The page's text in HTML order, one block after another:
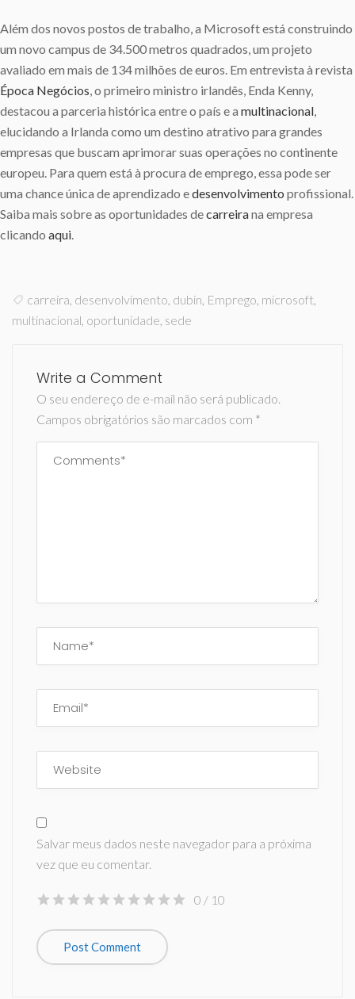
Além dos novos postos de trabalho, a Microsoft está construindo
um novo campus de 34.500 metros quadrados, um projeto
avaliado em mais de 134 milhões de euros. Em entrevista à revista
Época Negócios , o primeiro ministro irlandês, Enda Kenny,
destacou a parceria histórica entre o país e a multinacional
elucidando a Irlanda como um destino atrativo para grandes
empresas que buscam aprimorar suas operações no continente
europeu. Para quem está à procura de emprego, essa pode ser
uma chance única de aprendizado edesenvolvimento profissional.
Saiba mais sobre as oportunidades decarreirana empresa
clicando aqui
carreira desenvolvimento dubin Emprego microsoft
multinacional oportunidade sede
Write a Comment
O seu endereço de e-mail não será publicado.
Campos obrigatórios são marcados com *
Salvar meus dados neste navegador para a próxima
vez que eu comentar.
0 / 10